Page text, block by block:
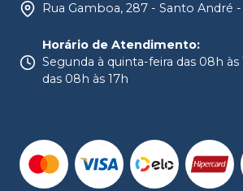
Rua Gamboa, 287 - Santo André -
Horário de Atendimento:
Segunda à quinta-feira das 08h às
das 08h às 17h